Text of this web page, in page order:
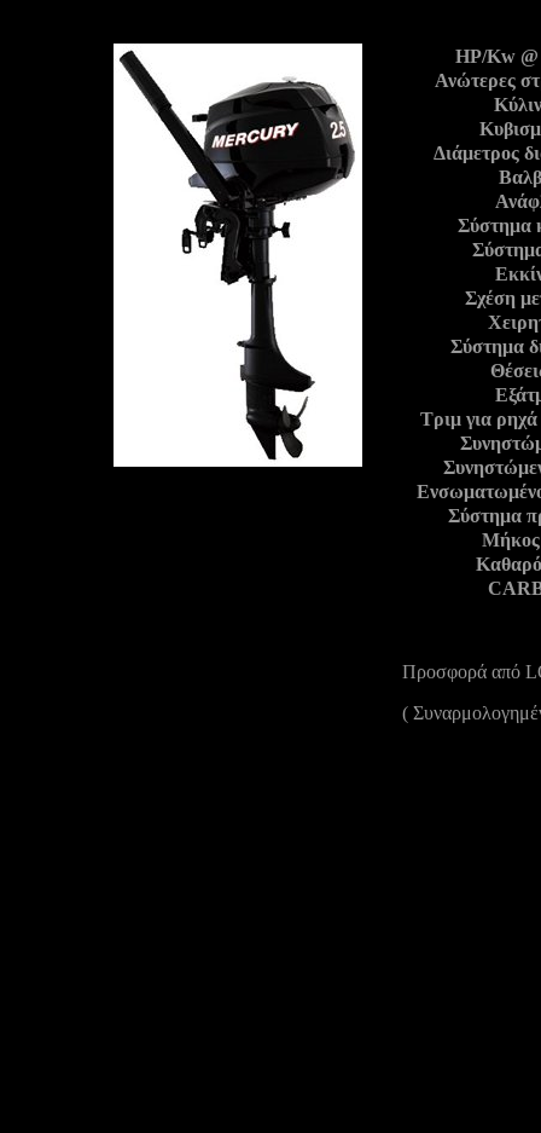
HP/Kw
Ανώτερες
Διάμετρος
Σύστημα
Σχέση
Σύστημα
Τριμ για
Σύστημα
Μήκος
Προσφορά από
(